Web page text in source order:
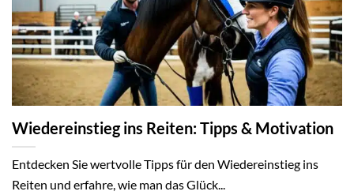
Wiedereinstieg ins Reiten: Tipps & Motivation
Entdecken Sie wertvolle Tipps für den Wiedereinstieg ins
Reiten und erfahre, wie man das Glück...